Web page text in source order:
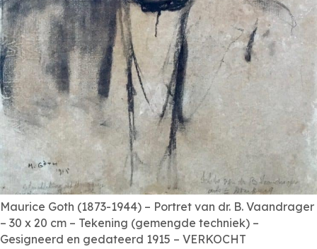
Maurice Goth (1873-1944) – Portret van dr. B. Vaandrager
– 30 x 20 cm – Tekening (gemengde techniek) –
Gesigneerd en gedateerd 1915 – VERKOCHT